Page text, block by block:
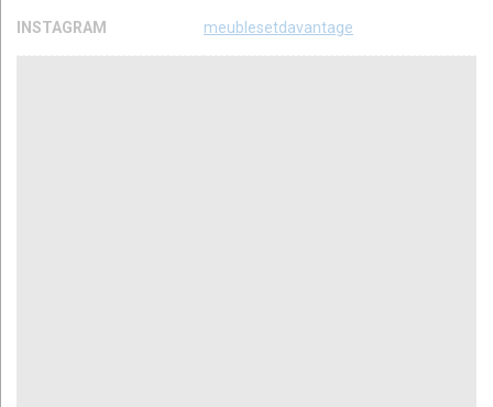
INSTAGRAM meublesetdavantage